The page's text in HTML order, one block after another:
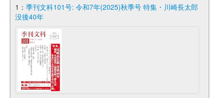
1： 季刊文科101号: 令和7年(2025)秋季号 特集・川崎長太郎
没後40年